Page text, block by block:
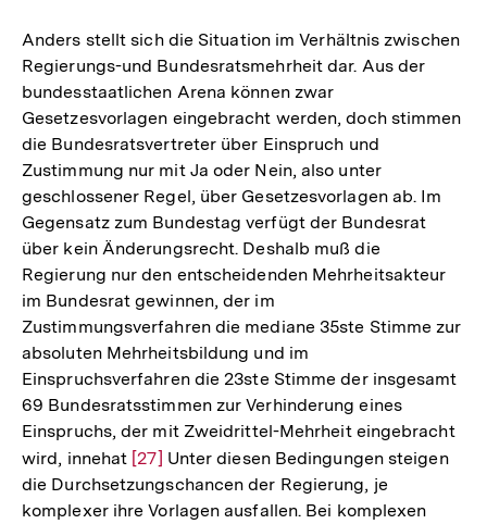
Anders stellt sich die Situation im Verhältnis zwischen
Regierungs-und Bundesratsmehrheit dar. Aus der
bundesstaatlichen Arena können zwar
Gesetzesvorlagen eingebracht werden, doch stimmen
die Bundesratsvertreter über Einspruch und
Zustimmung nur mit Ja oder Nein, also unter
geschlossener Regel, über Gesetzesvorlagen ab. Im
Gegensatz zum Bundestag verfügt der Bundesrat
über kein Änderungsrecht. Deshalb muß die
Regierung nur den entscheidenden Mehrheitsakteur
im Bundesrat gewinnen, der im
Zustimmungsverfahren die mediane 35ste Stimme zur
absoluten Mehrheitsbildung und im
Einspruchsverfahren die 23ste Stimme der insgesamt
69 Bundesratsstimmen zur Verhinderung eines
Einspruchs, der mit Zweidrittel-Mehrheit eingebracht
wird, innehat Zur
Auflösung
der
[27] Unter diesen Bedingungen steigen
die Durchsetzungschancen der Regierung, je
komplexer ihre Vorlagen ausfallen. Bei komplexen